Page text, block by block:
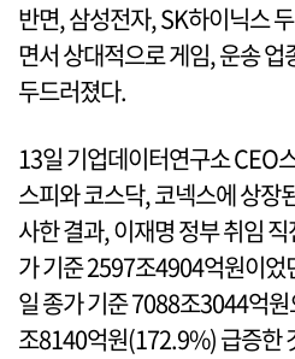
반면, 삼성전자, SK하이닉스
면서 상대적으로 게임, 운송
두드러졌다.
13일 기업데이터연구소 CEO
스피와 코스닥, 코넥스에 상장
사한 결과, 이재명 정부 취임
가 기준 2597조4904억원이었
일 종가 기준 7088조3044억
조8140억원(172.9%) 급증한